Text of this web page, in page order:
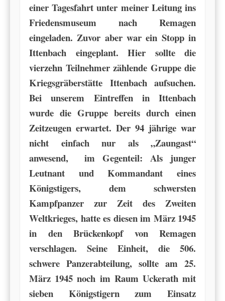
einer Tagesfahrt unter meiner Leitung ins
Friedensmuseum nach Remagen
eingeladen. Zuvor aber war ein Stopp in
Ittenbach eingeplant. Hier sollte die
vierzehn Teilnehmer zählende Gruppe die
Kriegsgräberstätte Ittenbach aufsuchen.
Bei unserem Eintreffen in Ittenbach
wurde die Gruppe bereits durch einen
Zeitzeugen erwartet. Der 94 jährige war
nicht einfach nur als „Zaungast“
anwesend, im Gegenteil: Als junger
Leutnant und Kommandant eines
Königstigers, dem schwersten
Kampfpanzer zur Zeit des Zweiten
Weltkrieges, hatte es diesen im März 1945
in den Brückenkopf von Remagen
verschlagen. Seine Einheit, die 506.
schwere Panzerabteilung, sollte am 25.
März 1945 noch im Raum Uckerath mit
sieben Königstigern zum Einsatz